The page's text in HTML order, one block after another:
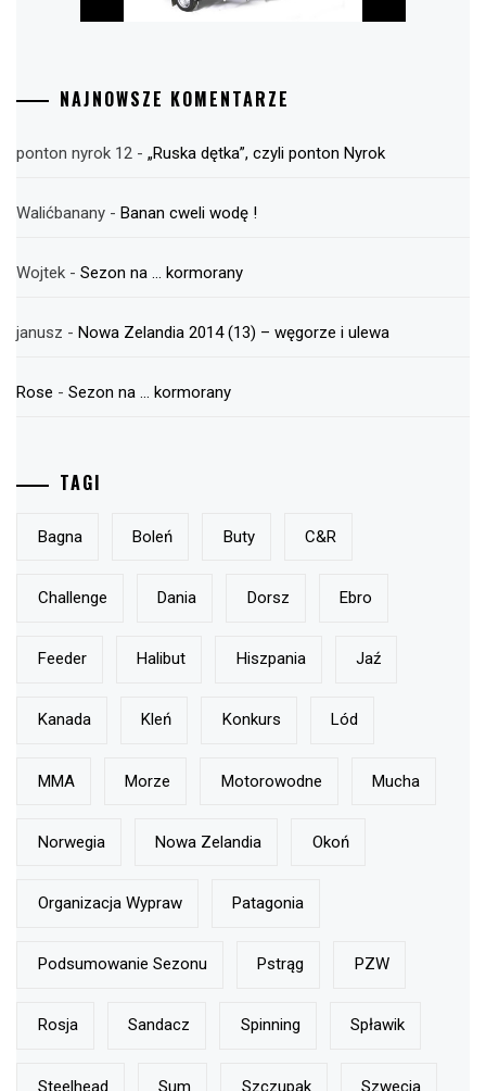
NAJNOWSZE KOMENTARZE
ponton nyrok 12 - „Ruska dętka”, czyli ponton Nyrok
Walićbanany - Banan cweli wodę !
Wojtek - Sezon na … kormorany
janusz - Nowa Zelandia 2014 (13) – węgorze i ulewa
Rose - Sezon na … kormorany
TAGI
Bagna Boleń Buty C&r
Challenge Dania Dorsz Ebro
Feeder Halibut Hiszpania Jaź
Kanada Kleń Konkurs Lód
MMA Morze Motorowodne Mucha
Norwegia Nowa Zelandia Okoń
Organizacja Wypraw Patagonia
Podsumowanie Sezonu Pstrąg PZW
Rosja Sandacz Spinning Spławik
Steelhead Sum Szczupak Szwecja